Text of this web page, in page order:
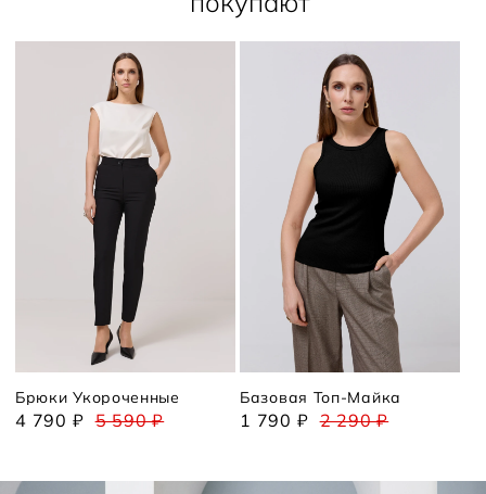
Брюки Укороченные
4 790 ₽ 5 590 ₽
Базовая Топ-Майка
1 790 ₽ 2 290 ₽